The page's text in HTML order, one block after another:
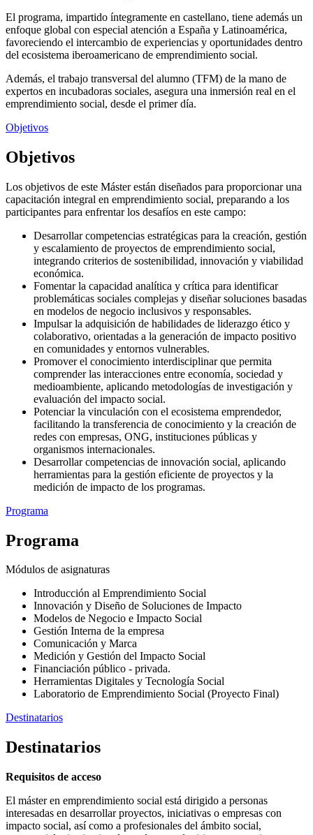
El programa, impartido íntegramente en castellano, tiene además un
enfoque global con especial atención a España y Latinoamérica,
favoreciendo el intercambio de experiencias y oportunidades dentro
del ecosistema iberoamericano de emprendimiento social.
Además, el trabajo transversal del alumno (TFM) de la mano de
expertos en incubadoras sociales, asegura una inmersión real en el
emprendimiento social, desde el primer día.
Objetivos
Objetivos
Los objetivos de este Máster están diseñados para proporcionar una
capacitación integral en emprendimiento social, preparando a los
participantes para enfrentar los desafíos en este campo:
Desarrollar competencias estratégicas para la creación, gestión
y escalamiento de proyectos de emprendimiento social,
integrando criterios de sostenibilidad, innovación y viabilidad
económica.
Fomentar la capacidad analítica y crítica para identificar
problemáticas sociales complejas y diseñar soluciones basadas
en modelos de negocio inclusivos y responsables.
Impulsar la adquisición de habilidades de liderazgo ético y
colaborativo, orientadas a la generación de impacto positivo
en comunidades y entornos vulnerables.
Promover el conocimiento interdisciplinar que permita
comprender las interacciones entre economía, sociedad y
medioambiente, aplicando metodologías de investigación y
evaluación del impacto social.
Potenciar la vinculación con el ecosistema emprendedor,
facilitando la transferencia de conocimiento y la creación de
redes con empresas, ONG, instituciones públicas y
organismos internacionales.
Desarrollar competencias de innovación social, aplicando
herramientas para la gestión eficiente de proyectos y la
medición de impacto de los programas.
Programa
Programa
Módulos de asignaturas
Introducción al Emprendimiento Social
Innovación y Diseño de Soluciones de Impacto
Modelos de Negocio e Impacto Social
Gestión Interna de la empresa
Comunicación y Marca
Medición y Gestión del Impacto Social
Financiación público - privada.
Herramientas Digitales y Tecnología Social
Laboratorio de Emprendimiento Social (Proyecto Final)
Destinatarios
Destinatarios
Requisitos de acceso
El máster en emprendimiento social está dirigido a personas
interesadas en desarrollar proyectos, iniciativas o empresas con
impacto social, así como a profesionales del ámbito social,